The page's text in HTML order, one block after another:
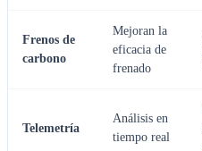
Frenos de
carbono
Mejoran la
eficacia de
frenado
Telemetría
Análisis en
tiempo real